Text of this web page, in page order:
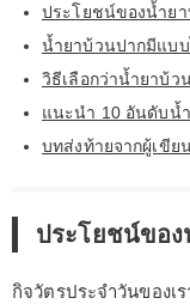
ประโยชน์ของน้ำย
น้ำยาบ้วนปากมีแบ
วิธีเลือกว่าน้ำยาบ้ว
แนะนำ 10 อันดับน้
บทส่งท้ายจากผู้เขีย
ประโยชน์ขอ
กิจวัตรประจำวันของเ